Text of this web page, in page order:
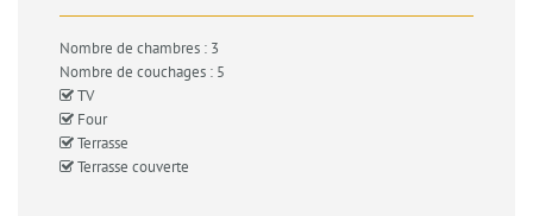
Nombre de chambres : 3
Nombre de couchages : 5
TV
Four
Terrasse
Terrasse couverte